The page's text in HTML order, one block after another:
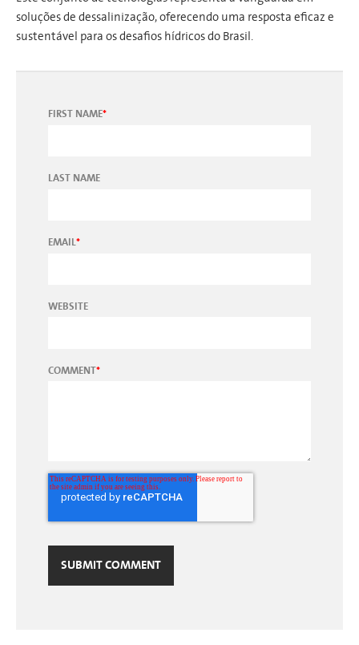
soluções de dessalinização, oferecendo uma resposta eficaz e
sustentável para os desafios hídricos do Brasil.
FIRST NAME*
LAST NAME
EMAIL*
WEBSITE
COMMENT*